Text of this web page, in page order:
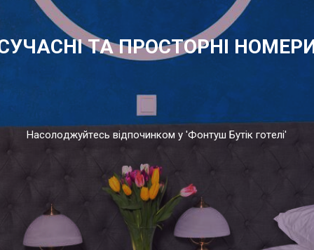
ТА ПРОСТОРНІ
Насолоджуйтесь відпочинком у 'Фонтуш Бутік готелі'